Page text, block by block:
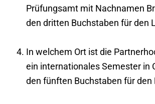
Prüfungsamt mit Nachnamen
den dritten Buchstaben für den
In welchem Ort ist die
ein internationales Semester in
den fünften Buchstaben für den